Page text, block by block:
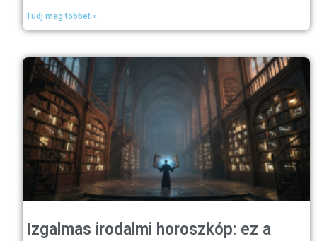
Tudj meg többet »
Izgalmas irodalmi horoszkóp: ez a